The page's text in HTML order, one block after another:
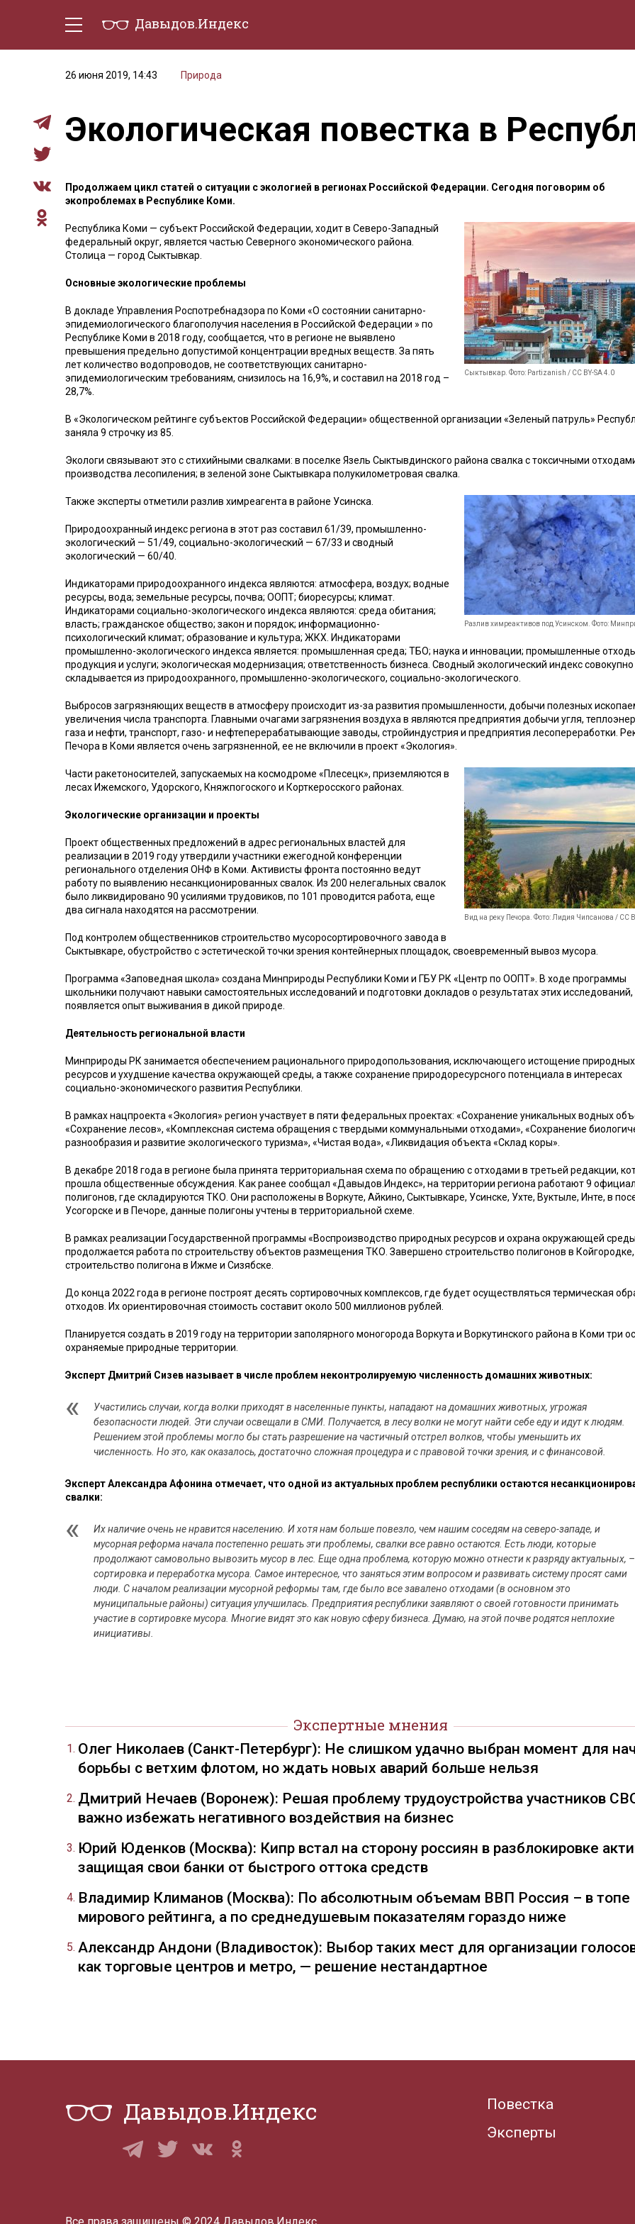
Давыдов.Индекс
26 июня 2019, 14:43
Природа
Экологическая повестка в
Продолжаем цикл статей о ситуации с экологией в регионах Российской Федерации. Сегодня поговорим об
экопроблемах в Республике Коми.
Сыктывкар. Фото: Partizanish / CC BY-SA 4.0
Республика Коми — субъект Российской Федерации, ходит в Северо-Западный
федеральный округ, является частью Северного экономического района.
Столица — город Сыктывкар.
Основные экологические проблемы
В докладе Управления Роспотребнадзора по Коми «О состоянии санитарно-
эпидемиологического благополучия населения в Российской Федерации » по
Республике Коми в 2018 году, сообщается, что в регионе не выявлено
превышения предельно допустимой концентрации вредных веществ. За пять
лет количество водопроводов, не соответствующих санитарно-
эпидемиологическим требованиям, снизилось на 16,9%, и составил на 2018 год –
28,7%.
В «Экологическом рейтинге субъектов Российской Федерации» общественной организации «Зеленый патруль»
заняла 9 строчку из 85.
Экологи связывают это с стихийными свалками: в поселке Язель Сыктывдинского района свалка с токсичными
производства лесопиления; в зеленой зоне Сыктывкара полукилометровая свалка.
Разлив химреактивов под Усинском. Фото:
Также эксперты отметили разлив химреагента в районе Усинска.
Природоохранный индекс региона в этот раз составил 61/39, промышленно-
экологический — 51/49, социально-экологический — 67/33 и сводный
экологический — 60/40.
Индикаторами природоохранного индекса являются: атмосфера, воздух; водные
ресурсы, вода; земельные ресурсы, почва; ООПТ; биоресурсы; климат.
Индикаторами социально-экологического индекса являются: среда обитания;
власть; гражданское общество; закон и порядок; информационно-
психологический климат; образование и культура; ЖКХ. Индикаторами
промышленно-экологического индекса является: промышленная среда; ТБО; наука и инновации; промышленные
продукция и услуги; экологическая модернизация; ответственность бизнеса. Сводный экологический индекс совокупно
складывается из природоохранного, промышленно-экологического, социально-экологического.
Выбросов загрязняющих веществ в атмосферу происходит из-за развития промышленности, добычи полезных
увеличения числа транспорта. Главными очагами загрязнения воздуха в являются предприятия добычи угля,
газа и нефти, транспорт, газо- и нефтеперерабатывающие заводы, стройиндустрия и предприятия лесопереработки.
Печора в Коми является очень загрязненной, ее не включили в проект «Экология».
Вид на реку Печора. Фото: Лидия Чипсанова / CC
Части ракетоносителей, запускаемых на космодроме «Плесецк», приземляются в
лесах Ижемского, Удорского, Княжпогоского и Корткеросского районах.
Экологические организации и проекты
Проект общественных предложений в адрес региональных властей для
реализации в 2019 году утвердили участники ежегодной конференции
регионального отделения ОНФ в Коми. Активисты фронта постоянно ведут
работу по выявлению несанкционированных свалок. Из 200 нелегальных свалок
было ликвидировано 90 усилиями трудовиков, по 101 проводится работа, еще
два сигнала находятся на рассмотрении.
Под контролем общественников строительство мусоросортировочного завода в
Сыктывкаре, обустройство с эстетической точки зрения контейнерных площадок, своевременный вывоз мусора.
Программа «Заповедная школа» создана Минприроды Республики Коми и ГБУ РК «Центр по ООПТ». В ходе программы
школьники получают навыки самостоятельных исследований и подготовки докладов о результатах этих исследований,
появляется опыт выживания в дикой природе.
Деятельность региональной власти
Минприроды РК занимается обеспечением рационального природопользования, исключающего истощение природных
ресурсов и ухудшение качества окружающей среды, а также сохранение природоресурсного потенциала в интересах
социально-экономического развития Республики.
В рамках нацпроекта «Экология» регион участвует в пяти федеральных проектах: «Сохранение уникальных водных
«Сохранение лесов», «Комплексная система обращения с твердыми коммунальными отходами», «Сохранение
разнообразия и развитие экологического туризма», «Чистая вода», «Ликвидация объекта «Склад коры».
В декабре 2018 года в регионе была принята территориальная схема по обращению с отходами в третьей редакции,
прошла общественные обсуждения. Как ранее сообщал «Давыдов.Индекс», на территории региона работают 9
полигонов, где складируются ТКО. Они расположены в Воркуте, Айкино, Сыктывкаре, Усинске, Ухте, Вуктыле, Инте, в
Усогорске и в Печоре, данные полигоны учтены в территориальной схеме.
В рамках реализации Государственной программы «Воспроизводство природных ресурсов и охрана окружающей
продолжается работа по строительству объектов размещения ТКО. Завершено строительство полигонов в
строительство полигона в Ижме и Сизябске.
До конца 2022 года в регионе построят десять сортировочных комплексов, где будет осуществляться термическая
отходов. Их ориентировочная стоимость составит около 500 миллионов рублей.
Планируется создать в 2019 году на территории заполярного моногорода Воркута и Воркутинского района в Коми три
охраняемые природные территории.
Эксперт Дмитрий Сизев называет в числе проблем неконтролируемую численность домашних животных:
Участились случаи, когда волки приходят в населенные пункты, нападают на домашних животных, угрожая
безопасности людей. Эти случаи освещали в СМИ. Получается, в лесу волки не могут найти себе еду и идут к людям.
Решением этой проблемы могло бы стать разрешение на частичный отстрел волков, чтобы уменьшить их
численность. Но это, как оказалось, достаточно сложная процедура и с правовой точки зрения, и с финансовой.
Эксперт Александра Афонина отмечает, что одной из актуальных проблем республики остаются
свалки:
Их наличие очень не нравится населению. И хотя нам больше повезло, чем нашим соседям на северо-западе, и
мусорная реформа начала постепенно решать эти проблемы, свалки все равно остаются. Есть люди, которые
продолжают самовольно вывозить мусор в лес. Еще одна проблема, которую можно отнести к разряду актуальных, –
сортировка и переработка мусора. Самое интересное, что заняться этим вопросом и развивать систему просят сами
люди. С началом реализации мусорной реформы там, где было все завалено отходами (в основном это
муниципальные районы) ситуация улучшилась. Предприятия республики заявляют о своей готовности принимать
участие в сортировке мусора. Многие видят это как новую сферу бизнеса. Думаю, на этой почве родятся неплохие
инициативы.
Экспертные мнения
Олег Николаев (Санкт-Петербург): Не слишком удачно выбран момент для
борьбы с ветхим флотом, но ждать новых аварий больше нельзя
Дмитрий Нечаев (Воронеж): Решая проблему трудоустройства участников
важно избежать негативного воздействия на бизнес
Юрий Юденков (Москва): Кипр встал на сторону россиян в разблокировке
защищая свои банки от быстрого оттока средств
Владимир Климанов (Москва): По абсолютным объемам ВВП Россия – в топе
мирового рейтинга, а по среднедушевым показателям гораздо ниже
Александр Андони (Владивосток): Выбор таких мест для организации
как торговые центров и метро, — решение нестандартное
Давыдов.Индекс
Повестка
Эксперты